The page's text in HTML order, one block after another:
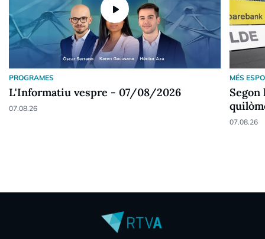
play_arrow
PROGRAMES
L'Informatiu vespre - 07/08/2026
07.08.26
MÉS
Segon
07.08.26